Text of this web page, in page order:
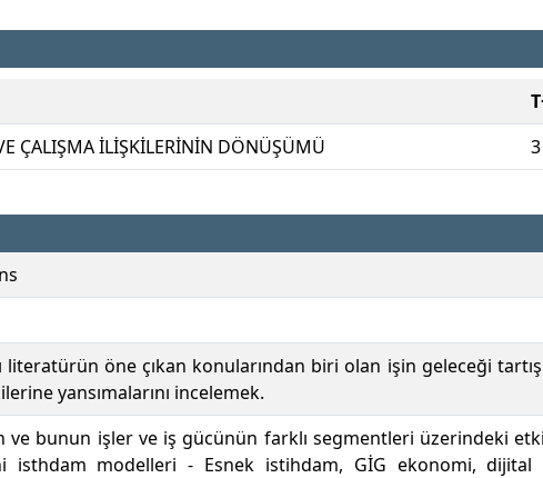
ÇALIŞMA İLİŞKİLERİNİN DÖNÜŞÜMÜ
literatürün öne çıkan konularından biri olan işin geleceği
yansımalarını incelemek.
ve bunun işler ve iş gücünün farklı segmentleri üzerindeki
isthdam modelleri - Esnek istihdam, GİG ekonomi,